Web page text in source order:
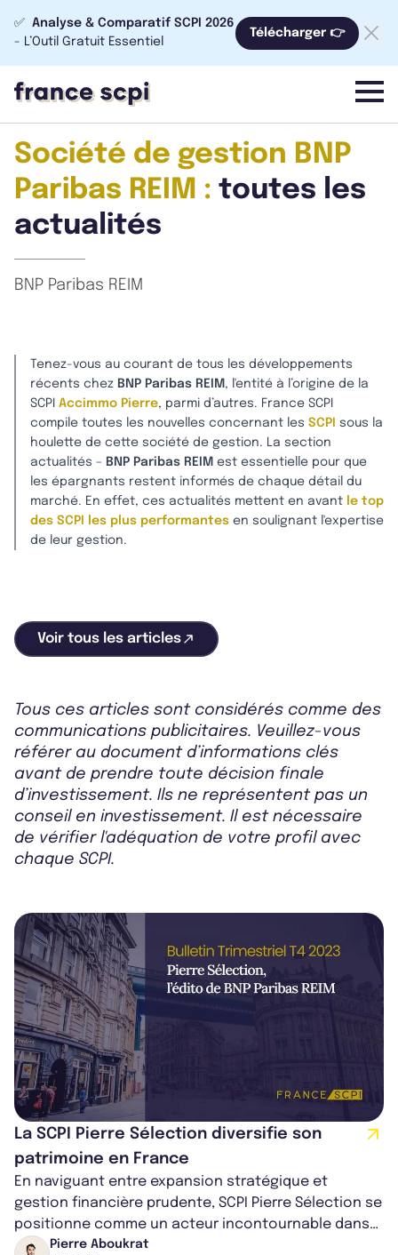
✅ Analyse & Comparatif SCPI 2026
- L’Outil Gratuit Essentiel
Télécharger 👉
menu
Société de gestion BNP
Paribas REIM : toutes les
actualités
BNP Paribas REIM
Tenez-vous au courant de tous les développements
récents chez BNP Paribas REIM , l'entité à l’origine de la
SCPI Accimmo Pierre, parmi d’autres. France SCPI
compile toutes les nouvelles concernant les SCPI
sous la
houlette de cette société de gestion. La section
actualités – BNP Paribas REIM est essentielle pour que
les épargnants restent informés de chaque détail du
marché. En effet, ces actualités mettent en avant le top
des SCPI les plus performantes en soulignant l'expertise
de leur gestion.
Voir tous les articles
Tous ces articles sont considérés comme des
communications publicitaires. Veuillez-vous
référer au document d’informations clés
avant de prendre toute décision finale
d’investissement. Ils ne représentent pas un
conseil en investissement. Il est nécessaire
de vérifier l'adéquation de votre profil avec
chaque SCPI.
La SCPI Pierre Sélection diversifie son
patrimoine en France
En naviguant entre expansion stratégique et
gestion financière prudente, SCPI Pierre Sélection se
positionne comme un acteur incontournable dans
le paysage de l'immobilier en 2023,...
Pierre Aboukrat